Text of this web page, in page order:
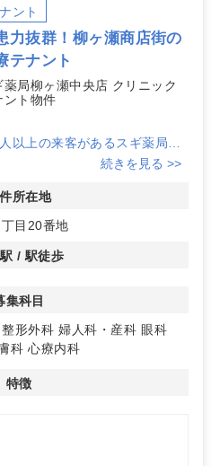
ント
力抜群！柳ヶ瀬商店街の
テナント
薬局柳ヶ瀬中央店 クリニック
ント物件
以上の来客があるスギ薬局に
患力が期待できます。
利用可能です。
い合わせください。
続きを見る >>
所在地
目20番地
/ 駅徒歩
集科目
整形外科 婦人科・産科 眼科
科 心療内科
特徴